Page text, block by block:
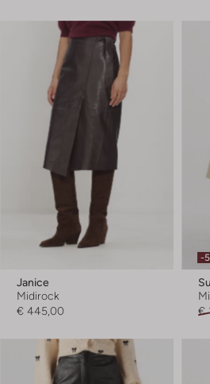
Janice
Midirock
€ 445,00
-
€